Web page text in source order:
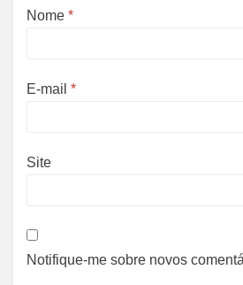
Nome *
E-mail *
Site
Notifique-me sobre novos